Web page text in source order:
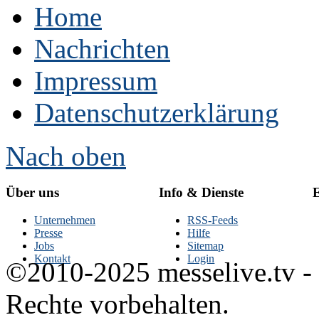
Home
Nachrichten
Impressum
Datenschutzerklärung
Nach oben
Über uns
Unternehmen
Presse
Jobs
Kontakt
Info & Dienste
RSS-Feeds
Hilfe
Sitemap
Login
©2010-2025 messelive.tv -
Rechte vorbehalten.